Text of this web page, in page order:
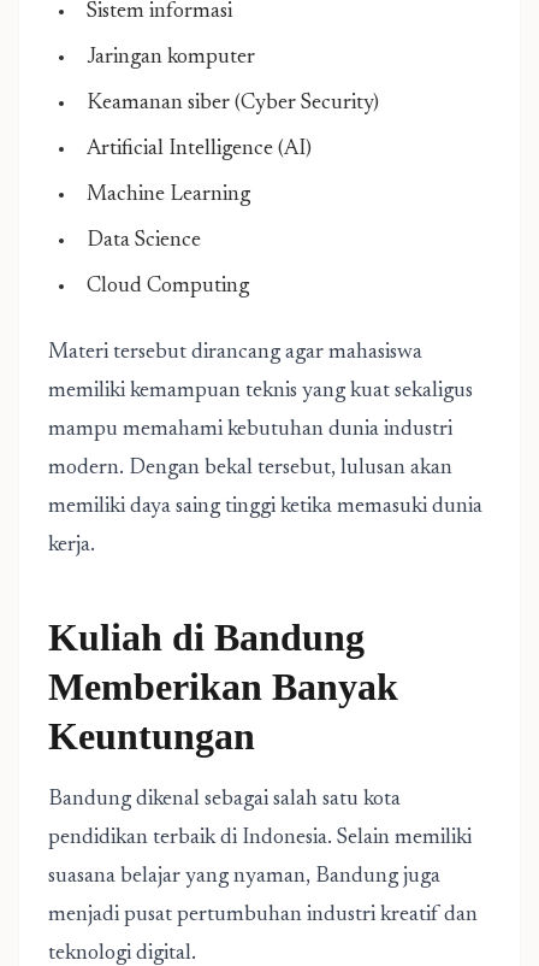
Sistem informasi
Jaringan komputer
Keamanan siber (Cyber Security)
Artificial Intelligence (AI)
Machine Learning
Data Science
Cloud Computing
Materi tersebut dirancang agar mahasiswa
memiliki kemampuan teknis yang kuat sekaligus
mampu memahami kebutuhan dunia industri
modern. Dengan bekal tersebut, lulusan akan
memiliki daya saing tinggi ketika memasuki dunia
kerja.
Kuliah di Bandung
Memberikan Banyak
Keuntungan
Bandung dikenal sebagai salah satu kota
pendidikan terbaik di Indonesia. Selain memiliki
suasana belajar yang nyaman, Bandung juga
menjadi pusat pertumbuhan industri kreatif dan
teknologi digital.